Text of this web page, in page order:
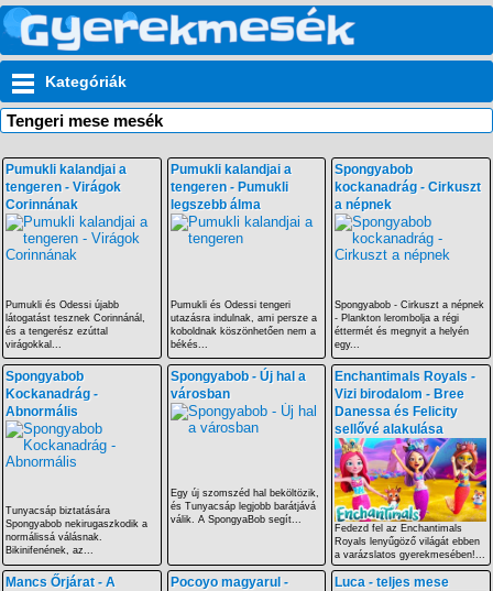
Kategóriák
Tengeri mese mesék
Pumukli kalandjai a
tengeren - Virágok
Corinnának
Pumukli és Odessi újabb
látogatást tesznek Corinnánál,
és a tengerész ezúttal
virágokkal...
Pumukli kalandjai a
tengeren - Pumukli
legszebb álma
Pumukli és Odessi tengeri
utazásra indulnak, ami persze a
koboldnak köszönhetően nem a
békés...
Spongyabob
kockanadrág - Cirkuszt
a népnek
Spongyabob - Cirkuszt a népnek
- Plankton lerombolja a régi
éttermét és megnyit a helyén
egy...
Spongyabob
Kockanadrág -
Abnormális
Tunyacsáp biztatására
Spongyabob nekirugaszkodik a
normálissá válásnak.
Bikinifenének, az...
Spongyabob - Új hal a
városban
Egy új szomszéd hal beköltözik,
és Tunyacsáp legjobb barátjává
válik. A SpongyaBob segít...
Enchantimals Royals -
Vizi birodalom - Bree
Danessa és Felicity
sellővé alakulása
Fedezd fel az Enchantimals
Royals lenyűgöző világát ebben
a varázslatos gyerekmesében!...
Mancs Őrjárat - A
Pocoyo magyarul -
Luca - teljes mese